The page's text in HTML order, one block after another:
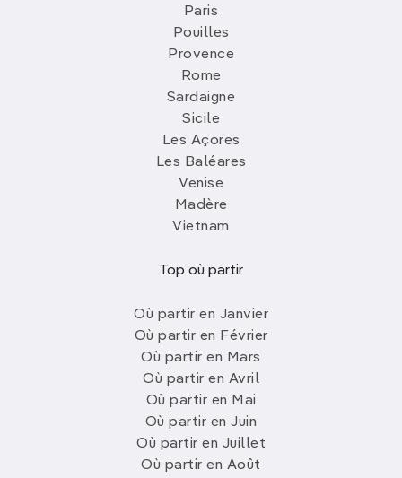
Paris
Pouilles
Provence
Rome
Sardaigne
Sicile
Les Açores
Les Baléares
Venise
Madère
Vietnam
Top où partir
Où partir en Janvier
Où partir en Février
Où partir en Mars
Où partir en Avril
Où partir en Mai
Où partir en Juin
Où partir en Juillet
Où partir en Août